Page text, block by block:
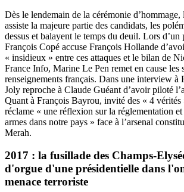
Dès le lendemain de la cérémonie
assiste la majeure partie des candidats, les
dessus et balayent le temps du deuil. Lors d’un
François Copé accuse François Hollande
« insidieux » entre ces attaques et le bilan de
France Info, Marine Le Pen remet en cause les
renseignements français. Dans une interview à
Joly reproche à Claude Guéant d’avoir piloté
Quant à François Bayrou, invité des « 4 vérités
réclame « une réflexion sur la réglementation
armes dans notre pays » face à l’arsenal
Merah.
2017 : la fusillade des Champs-
d'orgue d'une présidentielle dans
menace terroriste